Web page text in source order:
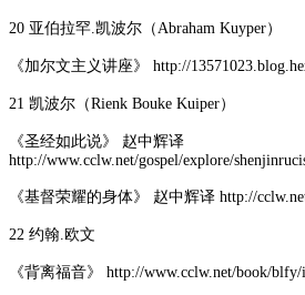
20 亚伯拉罕.凯波尔（Abraham Kuyper）
《加尔文主义讲座》 http://
21 凯波尔（Rienk Bouke Kuiper）
《圣经如此说》 赵中辉译
http://www.cclw.net/gospel/explore/
《基督荣耀的身体》 赵中辉译 http://
22 约翰.欧文
《背离福音》 http://www.cclw.net/book/